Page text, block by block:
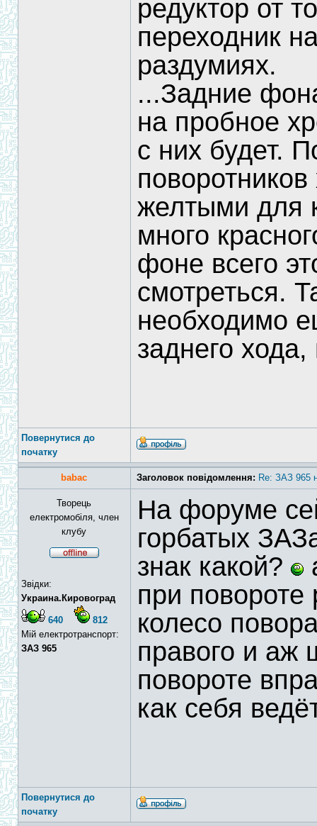
редуктор от
переходник
раздумиях.
...Задние
на пробное
с них будет.
желтыми для
много
фоне всего
смотреться.
необходимо
заднего
Повернутися до
початку
babac Заголовок повідомлення: Re: ЗАЗ 965
Творець
електромобіля, член
клубу
Звідки:
Украина.Кировоград
640
812
Мій електротранспорт:
ЗАЗ 965
На форуме
горбатых
знак какой?
при повороте
колесо
правого и аж
повороте
как себя
Повернутися до
початку